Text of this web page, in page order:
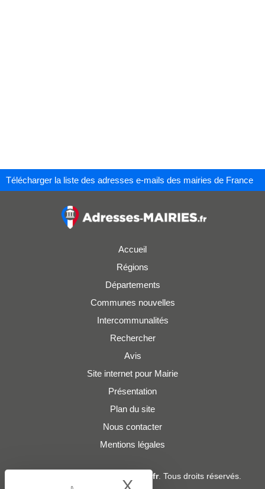
Télécharger la liste des adresses e-mails des mairies de France
Accueil
Régions
Départements
Communes nouvelles
Intercommunalités
Rechercher
Avis
Site internet pour Mairie
Présentation
Plan du site
Nous contacter
Mentions légales
Adresses-Mairies.fr. Tous droits réservés.